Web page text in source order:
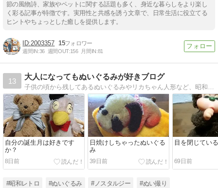
節の風物詩、家族やペットに関する話題も多く、身近な暮らしをより楽し
く彩る記事が特徴です。実用性と共感を誘う文章で、日常生活に役立てる
ヒントやちょっとした癒しを提供します。
2003357 15
週間IN:36 週間OUT:156 月間IN:81
13
大人になってもぬいぐるみが好きブログ
自分の誕生月は好きです
か？
8日前
日焼けしちゃったぬいぐる
み
39日前
目を閉じてい
69日前
#昭和レトロ #ぬいぐるみ #ノスタルジー #ぬい撮り